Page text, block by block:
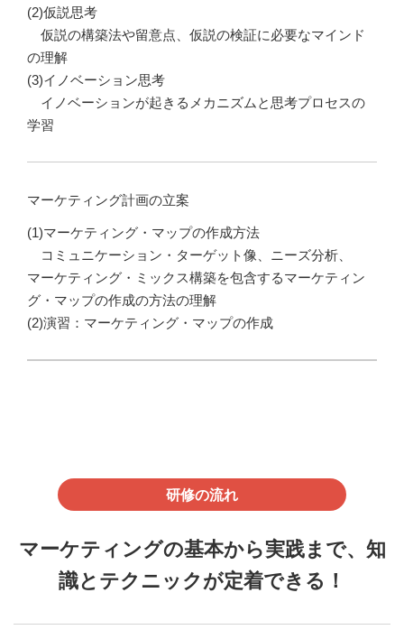
(2)仮説思考
仮説の構築法や留意点、仮説の検証に必要なマインド
の理解
(3)イノベーション思考
イノベーションが起きるメカニズムと思考プロセスの
学習
マーケティング計画の立案
(1)マーケティング・マップの作成方法
コミュニケーション・ターゲット像、ニーズ分析、
マーケティング・ミックス構築を包含するマーケティン
グ・マップの作成の方法の理解
(2)演習：マーケティング・マップの作成
研修の流れ
マーケティングの基本から実践まで、知
識とテクニックが定着できる！